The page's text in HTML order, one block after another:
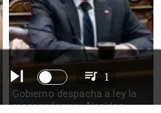
Gobierno despacha a ley la
megarreforma: Alcaldes
1